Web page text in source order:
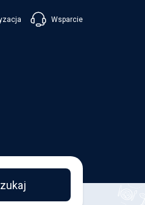
Wsparcie
w Messengerze